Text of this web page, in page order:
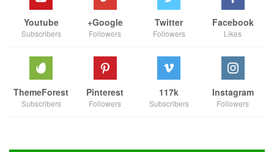
Facebook
Likes
Twitter
Followers
Google+
Followers
Youtube
Subscribers
Instagram
Followers
117k
Subscribers
Pinterest
Followers
ThemeForest
Subscribers